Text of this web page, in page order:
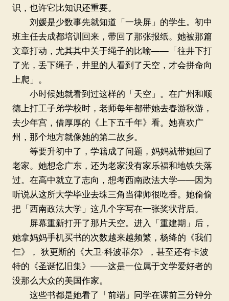
识，也许它比知识还重要。
刘媛是少数事先就知道「一块屏」的学生。初中
班主任去成都培训回来，带回了那张报纸。她被那篇
文章打动，尤其其中关于绳子的比喻——「往井下打
了光，丢下绳子，井里的人看到了天空，才会拼命向
上爬」。
小时候她就看到过这样的「天空」。在广州和顺
德上打工子弟学校时，老师每年都带她去春游秋游，
去少年宫，借厚厚的《上下五千年》看。她喜欢广
州，那个地方就像她的第二故乡。
等要升初中了，学籍成了问题，妈妈就带她回了
老家。她想念广东，还为老家没有家乐福和地铁失落
过。在高中就立了志向，想考西南政法大学——因为
听说从这所大学毕业去珠三角当律师很吃香。她偷偷
把「西南政法大学」这几个字写在一张奖状背后。
屏幕重新打开了那片天空。进入「重建期」后，
她拿妈妈手机买书的次数越来越频繁，杨绛的《我们
仨》， 狄更斯的《大卫·科波菲尔》，甚至还有卡波
特的《圣诞忆旧集》——这是一位属于文学爱好者的
没那么大众的美国作家。
这些书都是她看了「前端」同学在课前三分钟分